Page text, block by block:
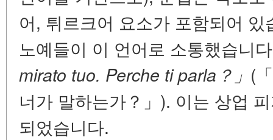
어, 튀르크어 요소가 포함되어
노예들이 이 언어로 소통했습니
mirato tuo. Perche ti parla？」 (
너가 말하는가？」). 이는 상업
되었습니다.